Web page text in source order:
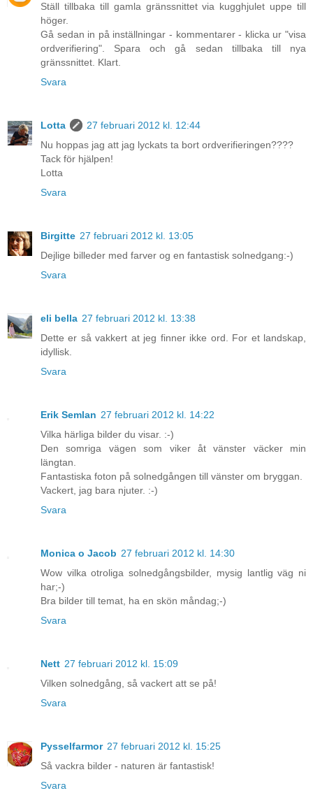
Ställ tillbaka till gamla gränssnittet via kugghjulet uppe till
höger.
Gå sedan in på inställningar - kommentarer - klicka ur "visa
ordverifiering". Spara och gå sedan tillbaka till nya
gränssnittet. Klart.
Svara
Lotta
27 februari 2012 kl. 12:44
Nu hoppas jag att jag lyckats ta bort ordverifieringen????
Tack för hjälpen!
Lotta
Svara
Birgitte 27 februari 2012 kl. 13:05
Dejlige billeder med farver og en fantastisk solnedgang:-)
Svara
eli bella 27 februari 2012 kl. 13:38
Dette er så vakkert at jeg finner ikke ord. For et landskap,
idyllisk.
Svara
Erik Semlan 27 februari 2012 kl. 14:22
Vilka härliga bilder du visar. :-)
Den somriga vägen som viker åt vänster väcker min
längtan.
Fantastiska foton på solnedgången till vänster om bryggan.
Vackert, jag bara njuter. :-)
Svara
Monica o Jacob 27 februari 2012 kl. 14:30
Wow vilka otroliga solnedgångsbilder, mysig lantlig väg ni
har;-)
Bra bilder till temat, ha en skön måndag;-)
Svara
Nett 27 februari 2012 kl. 15:09
Vilken solnedgång, så vackert att se på!
Svara
Pysselfarmor 27 februari 2012 kl. 15:25
Så vackra bilder - naturen är fantastisk!
Svara